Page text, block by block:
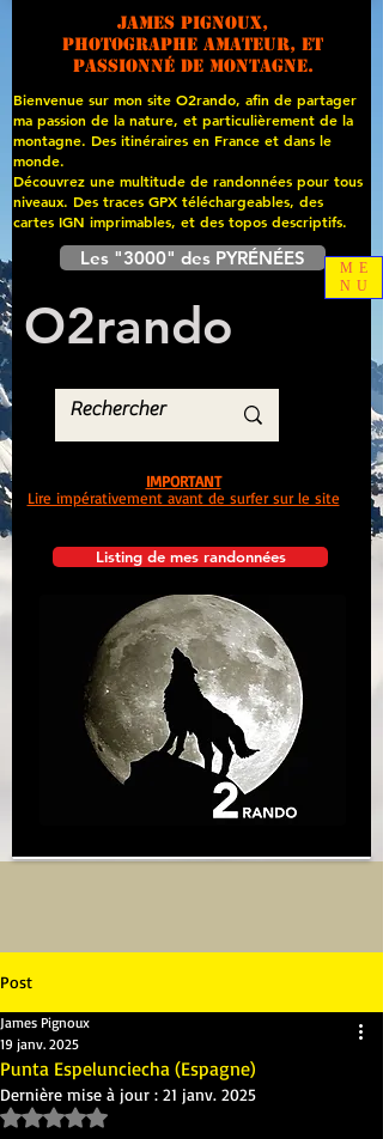
James PIGNOUX,
photographe amateur, et
passionné de montagne.
Bienvenue sur mon site O2rando, afin de partager
ma passion de la nature, et particulièrement de la
montagne. Des itinéraires en France et dans le
monde.
Découvrez une multitude de randonnées pour tous
niveaux. Des traces GPX téléchargeables, des
cartes IGN imprimables, et des topos descriptifs.
Les "3000" des PYRÉNÉES
O2rando
Listing de mes randonnées
IMPORTANT
Lire impérativement avant de surfer sur le site
ME
NU
Post
Punta Espelunciecha (Espagne)
James Pignoux
19 janv. 2025
Dernière mise à jour : 21 janv. 2025
Noté NaN étoiles sur 5.